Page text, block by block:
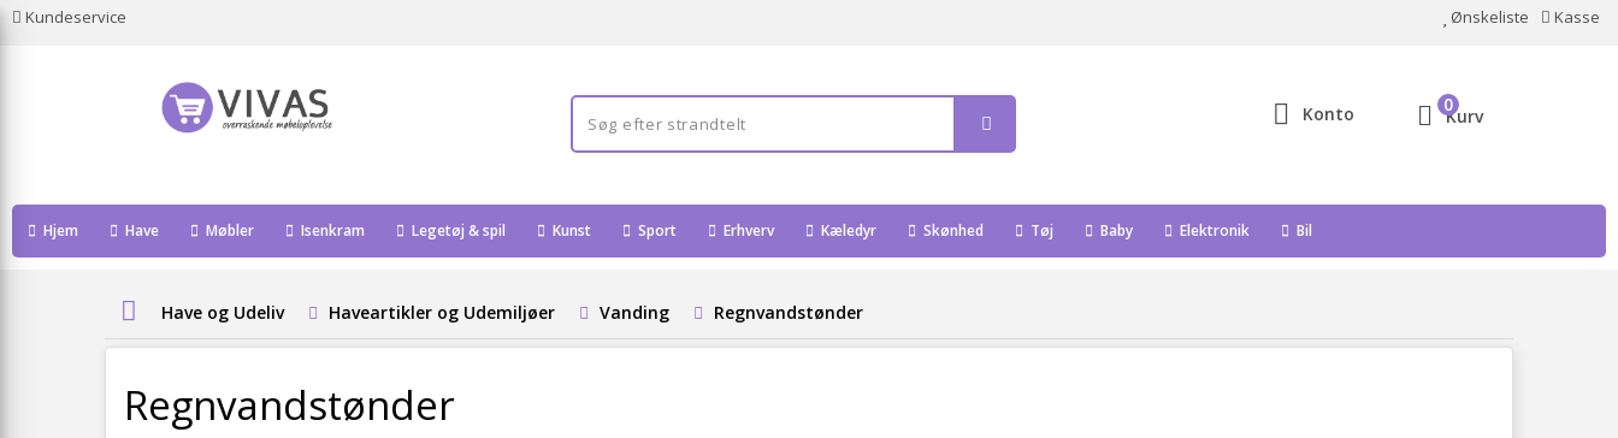
Kundeservice Ønskeliste Kasse
Konto Kurv
0
Hjem Have Møbler Isenkram Legetøj & spil Kunst Sport Erhverv Kæledyr Skønhed Tøj Baby Elektronik Bil
Have og Udeliv Haveartikler og Udemiljøer Vanding Regnvandstønder
Regnvandstønder